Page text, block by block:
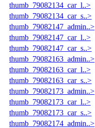
thumb_79082134_car_l..>
thumb_79082134_car_s..>
thumb_79082147_admin..>
thumb_79082147_car_l..>
thumb_79082147_car_s..>
thumb_79082163_admin..>
thumb_79082163_car_l..>
thumb_79082163_car_s..>
thumb_79082173_admin..>
thumb_79082173_car_l..>
thumb_79082173_car_s..>
thumb_79082174_admin..>